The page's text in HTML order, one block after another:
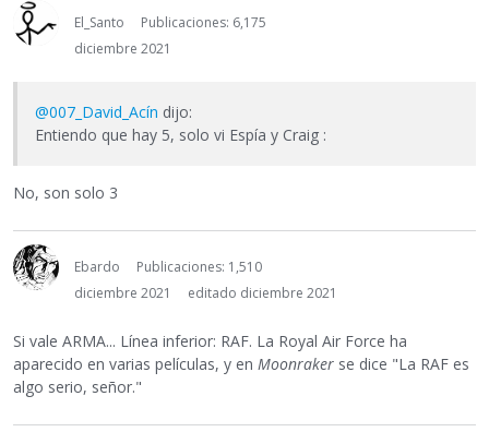
El_Santo
Publicaciones: 6,175
diciembre 2021
@007_David_Acín dijo:
Entiendo que hay 5, solo vi Espía y Craig :
No, son solo 3
Ebardo
Publicaciones: 1,510
diciembre 2021
editado diciembre 2021
Si vale ARMA... Línea inferior: RAF. La Royal Air Force ha
aparecido en varias películas, y en Moonraker se dice "La RAF es
algo serio, señor."